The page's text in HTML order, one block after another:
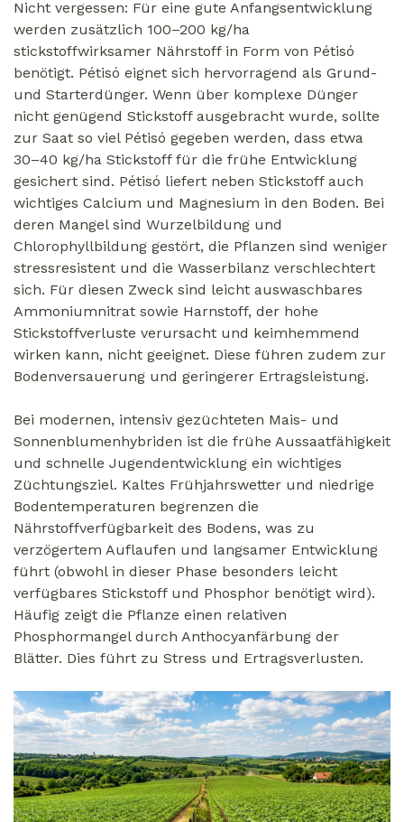
Nicht vergessen: Für eine gute Anfangsentwicklung
werden zusätzlich 100–200 kg/ha
stickstoffwirksamer Nährstoff in Form von Pétisó
benötigt. Pétisó eignet sich hervorragend als Grund-
und Starterdünger. Wenn über komplexe Dünger
nicht genügend Stickstoff ausgebracht wurde, sollte
zur Saat so viel Pétisó gegeben werden, dass etwa
30–40 kg/ha Stickstoff für die frühe Entwicklung
gesichert sind. Pétisó liefert neben Stickstoff auch
wichtiges Calcium und Magnesium in den Boden. Bei
deren Mangel sind Wurzelbildung und
Chlorophyllbildung gestört, die Pflanzen sind weniger
stressresistent und die Wasserbilanz verschlechtert
sich. Für diesen Zweck sind leicht auswaschbares
Ammoniumnitrat sowie Harnstoff, der hohe
Stickstoffverluste verursacht und keimhemmend
wirken kann, nicht geeignet. Diese führen zudem zur
Bodenversauerung und geringerer Ertragsleistung.
Bei modernen, intensiv gezüchteten Mais- und
Sonnenblumenhybriden ist die frühe Aussaatfähigkeit
und schnelle Jugendentwicklung ein wichtiges
Züchtungsziel. Kaltes Frühjahrswetter und niedrige
Bodentemperaturen begrenzen die
Nährstoffverfügbarkeit des Bodens, was zu
verzögertem Auflaufen und langsamer Entwicklung
führt (obwohl in dieser Phase besonders leicht
verfügbares Stickstoff und Phosphor benötigt wird).
Häufig zeigt die Pflanze einen relativen
Phosphormangel durch Anthocyanfärbung der
Blätter. Dies führt zu Stress und Ertragsverlusten.